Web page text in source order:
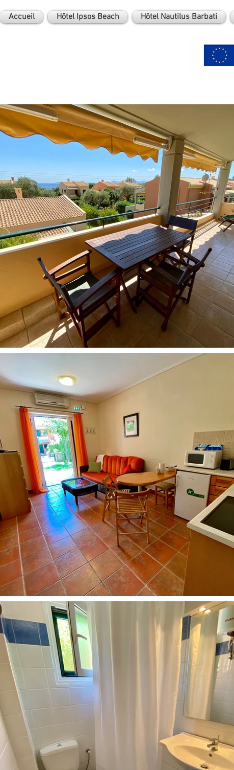
Accueil Hôtel Ipsos Beach Hôtel Nautilus Barbati